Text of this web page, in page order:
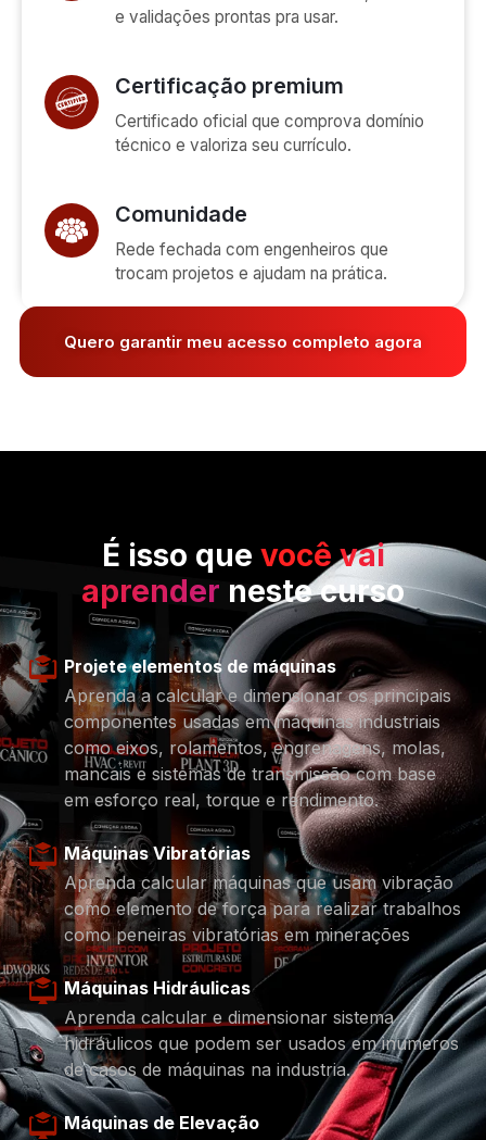
e validações prontas pra usar.
Certificação premium
Certificado oficial que comprova domínio
técnico e valoriza seu currículo.
Comunidade
Rede fechada com engenheiros que
trocam projetos e ajudam na prática.
Quero garantir meu acesso completo agora
É isso que você vai
aprender neste curso
Projete elementos de máquinas
Aprenda a calcular e dimensionar os principais
componentes usadas em máquinas industriais
como eixos, rolamentos, engrenagens, molas,
mancais e sistemas de transmissão com base
em esforço real, torque e rendimento.
Máquinas Vibratórias
Aprenda calcular máquinas que usam vibração
como elemento de força para realizar trabalhos
como peneiras vibratórias em minerações
Máquinas Hidráulicas
Aprenda calcular e dimensionar sistema
hidráulicos que podem ser usados em inumeros
de casos de máquinas na industria.
Máquinas de Elevação